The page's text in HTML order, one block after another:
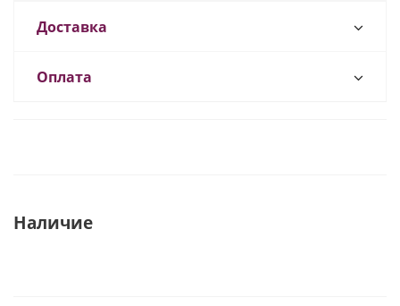
Доставка
Оплата
Наличие